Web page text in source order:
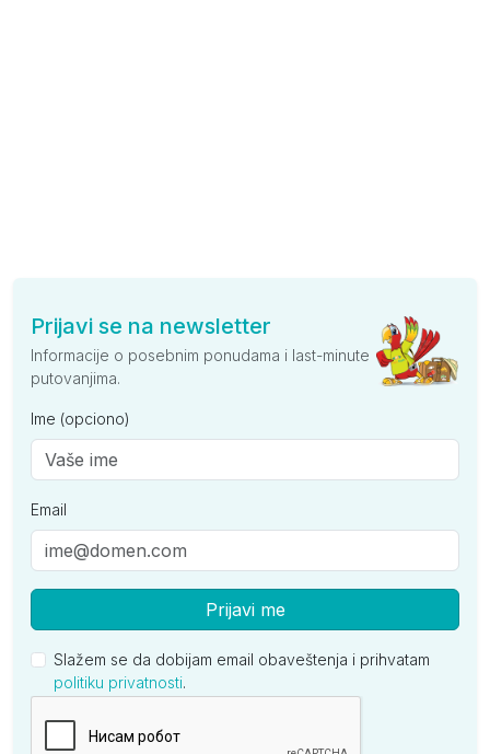
Prijavi se na newsletter
Informacije o posebnim ponudama i last-minute
putovanjima.
Ime (opciono)
Email
Prijavi me
Slažem se da dobijam email obaveštenja i prihvatam
politiku privatnosti.